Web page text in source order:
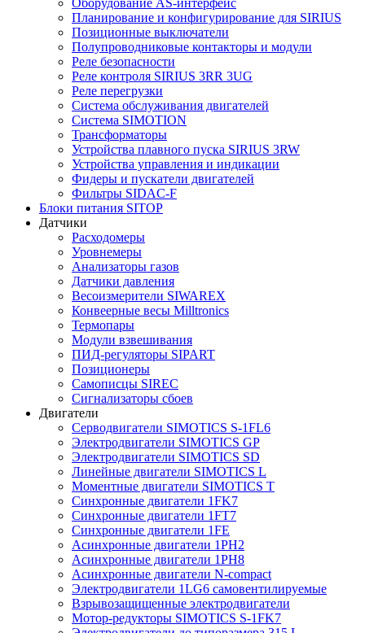
Оборудование AS-интерфейс
Планирование и конфигурирование для SIRIUS
Позиционные выключатели
Полупроводниковые контакторы и модули
Реле безопасности
Реле контроля SIRIUS 3RR 3UG
Реле перегрузки
Сиcтема обслуживания двигателей
Система SIMOTION
Трансформаторы
Устройства плавного пуска SIRIUS 3RW
Устройства управления и индикации
Фидеры и пускатели двигателей
Фильтры SIDAC-F
Блоки питания SITOP
Датчики
Расходомеры
Уровнемеры
Анализаторы газов
Датчики давления
Весоизмерители SIWAREX
Конвеерные весы Milltronics
Термопары
Модули взвешивания
ПИД-регуляторы SIPART
Позиционеры
Самописцы SIREC
Сигнализаторы сбоев
Двигатели
Серводвигатели SIMOTICS S-1FL6
Электродвигатели SIMOTICS GP
Электродвигатели SIMOTICS SD
Линейные двигатели SIMOTICS L
Моментные двигатели SIMOTICS T
Синхронные двигатели 1FK7
Синхронные двигатели 1FT7
Синхронные двигатели 1FE
Асинхронные двигатели 1PH2
Асинхронные двигатели 1PH8
Асинхронные двигатели N-compact
Электродвигатели 1LG6 cамовентилируемые
Взрывозащищенные электродвигатели
Мотор-редукторы SIMOTICS S-1FK7